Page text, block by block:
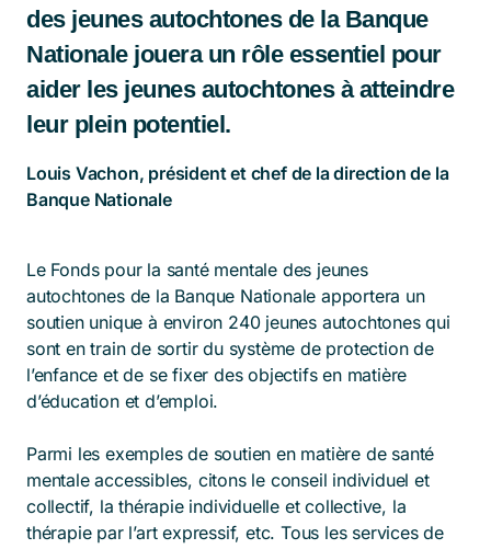
des jeunes autochtones de la Banque
Nationale jouera un rôle essentiel pour
aider les jeunes autochtones à atteindre
leur plein potentiel.
Louis Vachon, président et chef de la direction de la
Banque Nationale
Le Fonds pour la santé mentale des jeunes
autochtones de la Banque Nationale apportera un
soutien unique à environ 240 jeunes autochtones qui
sont en train de sortir du système de protection de
l’enfance et de se fixer des objectifs en matière
d’éducation et d’emploi.
Parmi les exemples de soutien en matière de santé
mentale accessibles, citons le conseil individuel et
collectif, la thérapie individuelle et collective, la
thérapie par l’art expressif, etc. Tous les services de